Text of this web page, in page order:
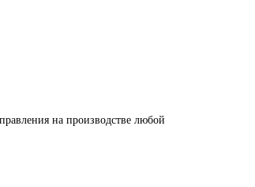
на производстве любой